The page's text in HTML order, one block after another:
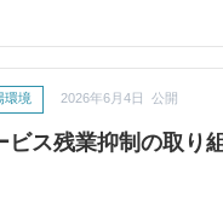
ビス残業抑制の取り
環境 2026年6月4日 公開